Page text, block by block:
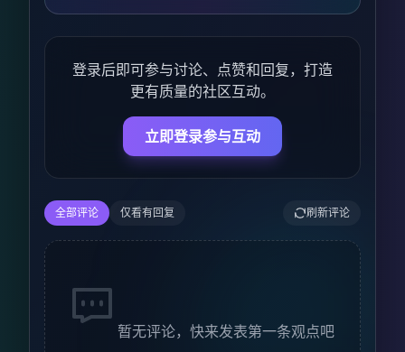
登录后即可参与讨论、点赞和回复，打造
更有质量的社区互动。
立即登录参与互动
全部评论 仅看有回复 刷新评论
暂无评论，快来发表第一条观点吧